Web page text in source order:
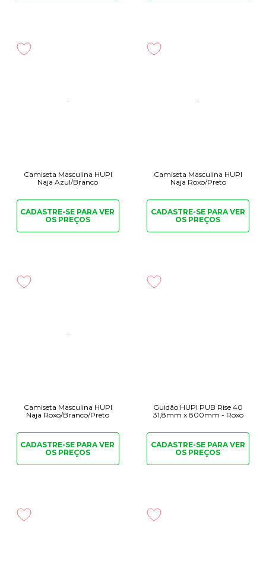
Camiseta Masculina HUPI
Naja Azul/Branco
CADASTRE-SE PARA VER
OS PREÇOS
Camiseta Masculina HUPI
Naja Roxo/Preto
CADASTRE-SE PARAVER
OS PREÇOS
Camiseta Masculina HUPI
Naja Roxo/Branco/Preto
CADASTRE-SE PARA VER
OS PREÇOS
Guidão HUPI PUB Rise 40
31,8mm x 800mm - Roxo
CADASTRE-SE PARAVER
OS PREÇOS